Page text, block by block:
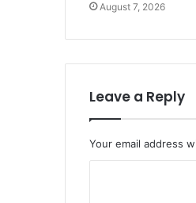
August 7, 2026
Leave a Reply
Your email address